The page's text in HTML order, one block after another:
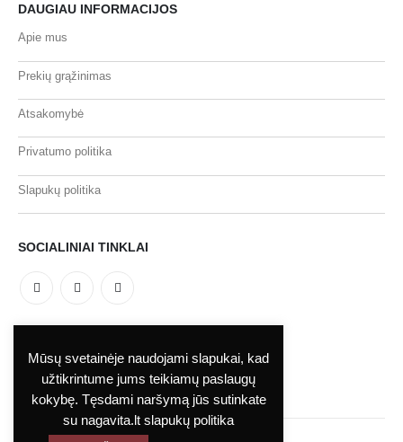
DAUGIAU INFORMACIJOS
Apie mus
Prekių grąžinimas
Atsakomybė
Privatumo politika
Slapukų politika
SOCIALINIAI TINKLAI
Mūsų svetainėje naudojami slapukai, kad
užtikrintume jums teikiamų paslaugų
kokybę. Tęsdami naršymą jūs sutinkate
su nagavita.lt slapukų politika